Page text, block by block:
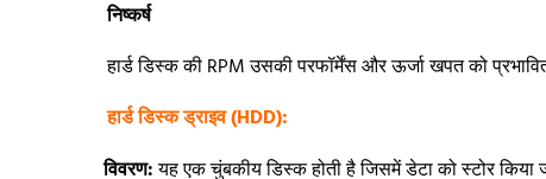
निष्कर्ष
हार्ड डिस्क की RPM उसकी परफॉर्मेंस और ऊर्जा खपत को
हार्ड डिस्क ड्राइव (HDD):
विवरण:यह एक चुंबकीय डिस्क होती है जिसमें डेटा को स्टोर किया